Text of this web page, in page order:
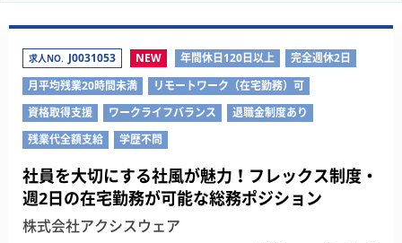
求人NO. J0031053 NEW 年間休日120日以上
完全週休2日
月平均残業20時間未満
リモートワーク（在宅勤務）可
資格取得支援
ワークライフバランス
退職金制度あり
残業代全額支給
学歴不問
社員を大切にする社風が魅力！フレックス制度・
週2日の在宅勤務が可能な総務ポジション
株式会社アクシスウェア